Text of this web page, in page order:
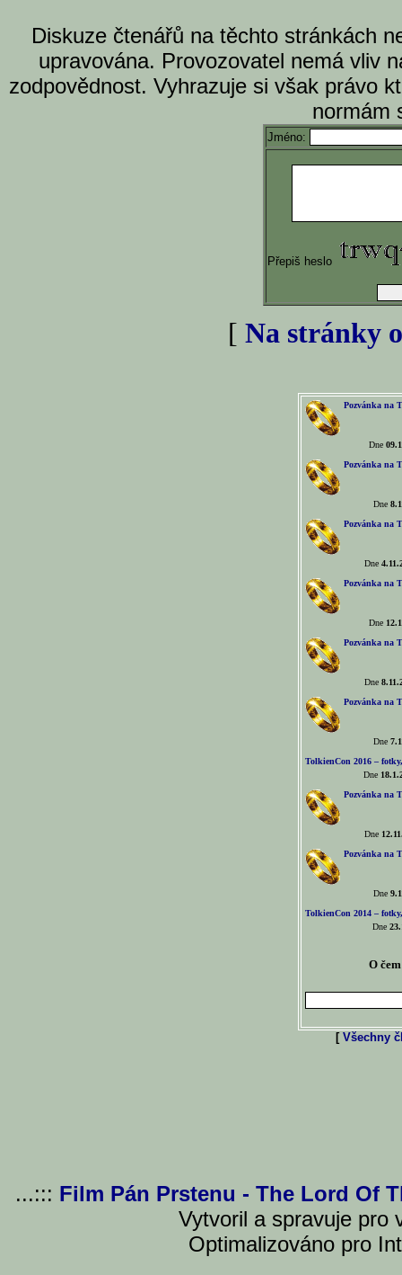
Diskuze čtenářů na těchto stránkách
upravována. Provozovatel nemá vliv
zodpovědnost. Vyhrazuje si však právo
normám
Jméno:
Přepiš heslo
[ Na stránky
Pozvánka na
Dne
Pozvánka na
Dne
Pozvánka na
Dne
Pozvánka na
Dne
Pozvánka na
Dne
Pozvánka na
Dne
TolkienCon 2016 –
Dne
Pozvánka na
Dne
Pozvánka na
Dne
TolkienCon 2014 –
Dne
O
[ Všechny
...::: Film Pán Prstenu - The Lord Of
Vytvoril a spravuje pro
Optimalizováno pro